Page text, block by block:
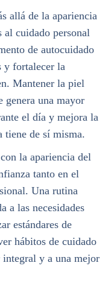
allá de la apariencia
cuidado personal
de autocuidado
y fortalecer la
Mantener la piel
genera una mayor
el día y mejora la
tiene de sí misma.
la apariencia del
tanto en el
Una rutina
a las necesidades
estándares de
hábitos de cuidado
y a una mejor